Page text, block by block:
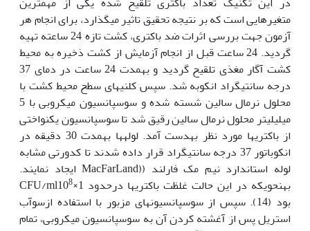
متغیرهایی است که بر نتیجه تحقیق تاثیر می‏گذارد، برای انجام هر
آزمون جهت بررسی اثرات ضد باکتری، کشت تازه 24 ساعته تهیه
گردید. 24 ساعت قبل از انجام آزمایش از کشت ذخیره به محیط
کشت آگار مغذی تلقیح گردید و به‏مدت 24 ساعت در دمای 37
درجه سانتی‏گراد انکوبه شد. سپس کلنی‏های سطح محیط کشت با
محلول نرمال سالین شسته شده و سوسپانسیون میکروبی با 5
میلی‏لیتر محلول نرمال سالین رقیق شد تا سوسپانسیون یکنواختی
از باکتری‏ها مورد نظر به‏دست آمد. لوله‏ها به‏مدت 30 دقیقه در
انکوباتور 37 درجه سانتی‏گراد قرار داده شدند تا کدورتی مشابه
لوله استاندارد نیم مک فارلند ((MacFarLand ایجاد نمایند.
به‏نحوی‏که در این حالت غلظت باکتری‏ها درحدود CFU/ml10
8×1
بود (14). سپس از سوسپانسیون‏های مزبور با استفاده ازسوآب
استریل پس از آغشته کردن آن به سوسپانسیون میکروبی، تمام